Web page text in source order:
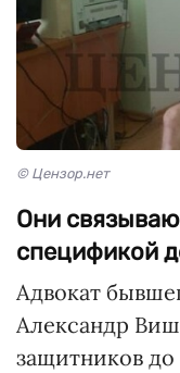
© Цензор.нет
Они
спецификой
Адвокат
Александр
защитников